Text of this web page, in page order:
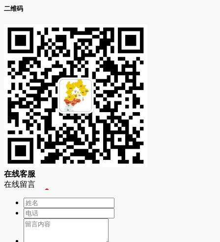
二维码
在线客服
在线留言